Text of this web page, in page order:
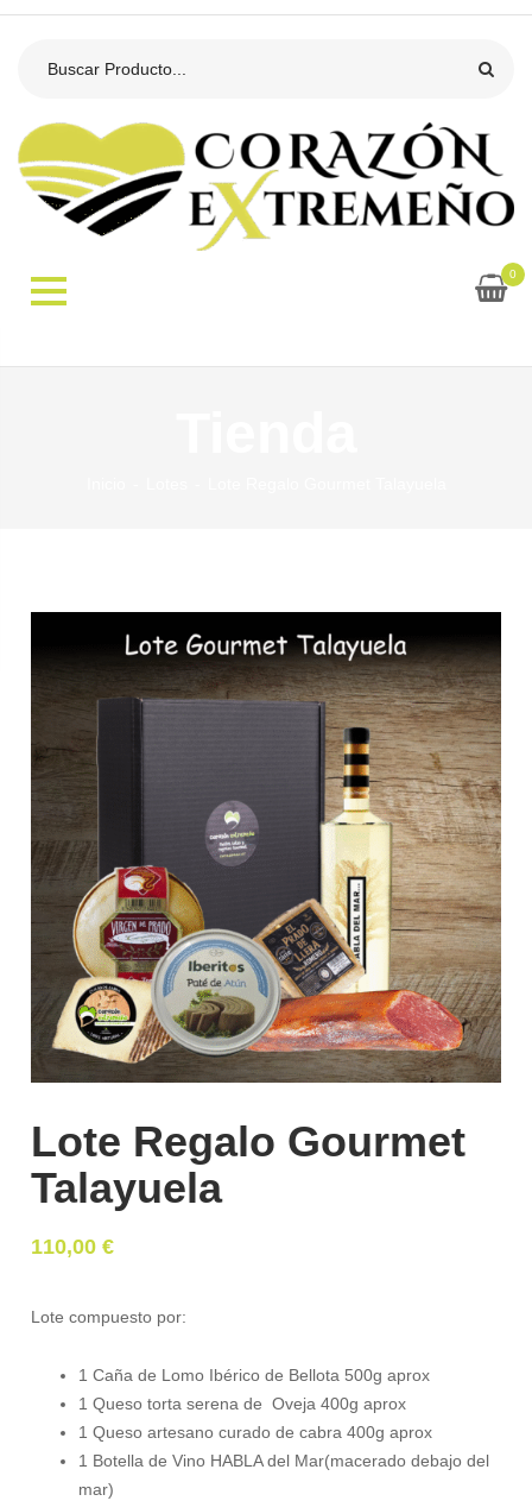
0
Lote Regalo Gourmet
Talayuela
110,00€
Lote compuesto por:
1 Caña de Lomo Ibérico de Bellota 500g aprox
1 Queso torta serena de Oveja 400g aprox
1 Queso artesano curado de cabra 400g aprox
1 Botella de Vino HABLA del Mar(macerado debajo del
mar)